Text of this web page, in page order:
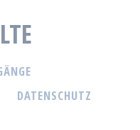
DATENSCHUTZ